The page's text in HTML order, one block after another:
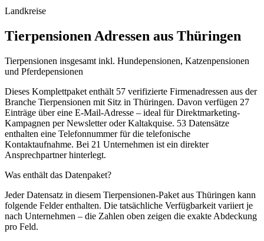
Landkreise
Tierpensionen Adressen aus Thüringen
Tierpensionen insgesamt inkl. Hundepensionen, Katzenpensionen
und Pferdepensionen
Dieses Komplettpaket enthält 57 verifizierte Firmenadressen aus der
Branche Tierpensionen mit Sitz in Thüringen. Davon verfügen 27
Einträge über eine E-Mail-Adresse – ideal für Direktmarketing-
Kampagnen per Newsletter oder Kaltakquise. 53 Datensätze
enthalten eine Telefonnummer für die telefonische
Kontaktaufnahme. Bei 21 Unternehmen ist ein direkter
Ansprechpartner hinterlegt.
Was enthält das Datenpaket?
Jeder Datensatz in diesem Tierpensionen-Paket aus Thüringen kann
folgende Felder enthalten. Die tatsächliche Verfügbarkeit variiert je
nach Unternehmen – die Zahlen oben zeigen die exakte Abdeckung
pro Feld.